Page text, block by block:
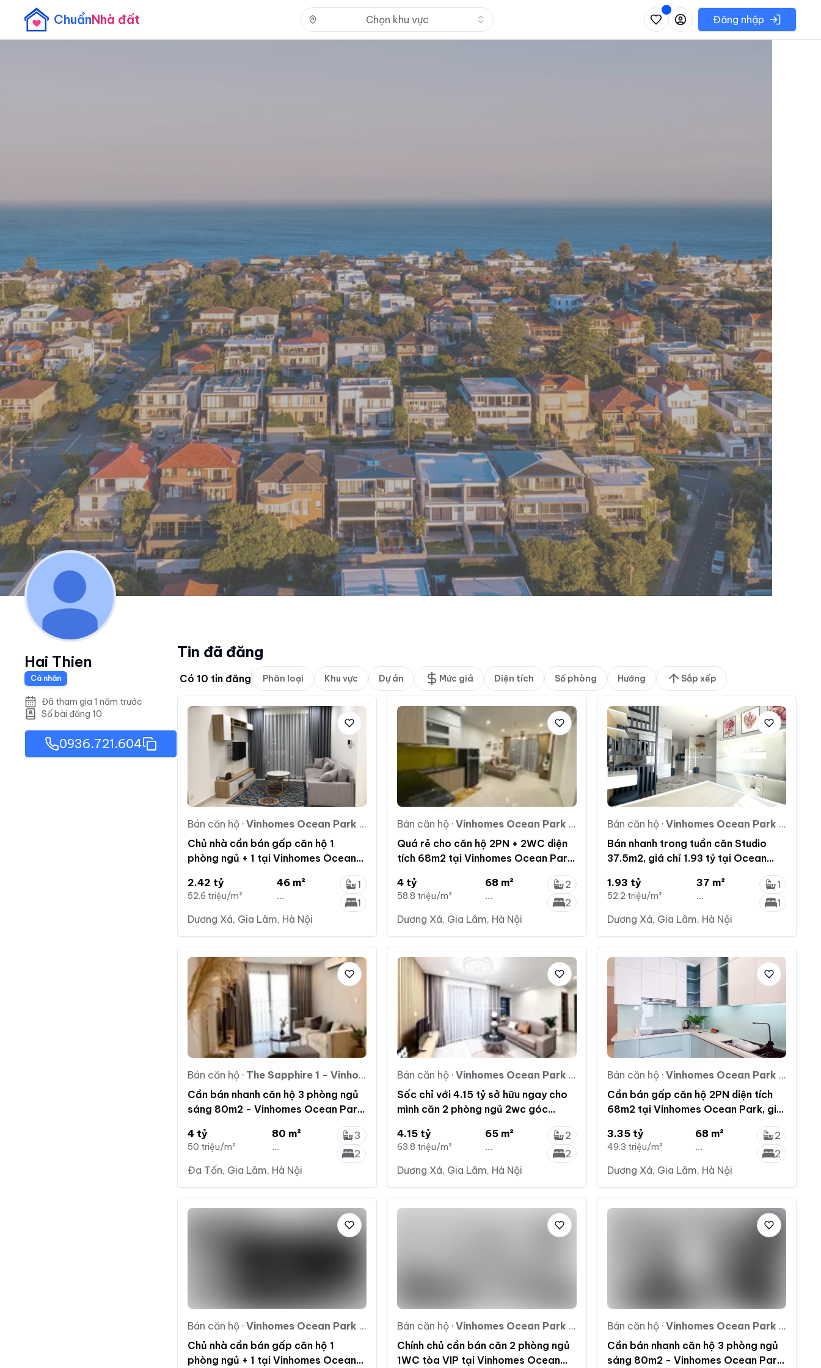
ChuẩnNhà đất Chọn khu vực Nhấn để mở danh sách các khu vực có thể chọnĐăng nhập
Hai Thien
Cá nhân
Đã tham gia 1 năm trước
Số bài đăng 10
0936.721.604
Tin đã đăng
Có 10 tin đăng Phân loại Khu vực Dự án Mức giá Diện tích Số phòng Hướng Sắp xếp
Bán căn hộ · Vinhomes Ocean Park Gia Lâm
Chủ nhà cần bán gấp căn hộ 1
phòng ngủ + 1 tại Vinhomes Ocean
Park giá 2.42 tỷ. LH: 0936 721 ***
2.42 tỷ
52.6 triệu/m²
46 m²
...
1
1
Dương Xá, Gia Lâm, Hà Nội
Bán căn hộ ·Vinhomes Ocean Park Gia Lâm
Quá rẻ cho căn hộ 2PN + 2WC diện
tích 68m2 tại Vinhomes Ocean Park,
4 tỷ
58.8 triệu/m²
68 m²
...
2
2
Dương Xá, Gia Lâm, Hà Nội
Bán căn hộ· Vinhomes Ocean Park Gia Lâm
Bán nhanh trong tuần căn Studio
37.5m2, giá chỉ 1.93 tỷ tại Ocean
1.93 tỷ
52.2 triệu/m²
37 m²
...
1
1
Dương Xá, Gia Lâm, Hà Nội
Bán căn hộ · The Sapphire 1 - Vinhomes Ocean Park - Vinhomes Ocean Park Gia Lâm
Cần bán nhanh căn hộ 3 phòng ngủ
sáng 80m2 - Vinhomes Ocean Park
4 tỷ
50 triệu/m²
80 m²
...
3
2
Đa Tốn, Gia Lâm, Hà Nội
Bán căn hộ ·Vinhomes Ocean Park Gia Lâm
Sốc chỉ với 4.15 tỷ sở hữu ngay cho
mình căn 2 phòng ngủ 2wc góc
4.15 tỷ
63.8 triệu/m²
65 m²
...
2
2
Dương Xá, Gia Lâm, Hà Nội
Bán căn hộ· Vinhomes Ocean Park Gia Lâm
Cần bán gấp căn hộ 2PN diện tích
68m2 tại Vinhomes Ocean Park, giá
3.35 tỷ
49.3 triệu/m²
68 m²
...
2
2
Dương Xá, Gia Lâm, Hà Nội
Bán căn hộ · Vinhomes Ocean Park Gia Lâm
Chủ nhà cần bán gấp căn hộ 1
phòng ngủ + 1 tại Vinhomes Ocean
Bán căn hộ ·Vinhomes Ocean Park Gia Lâm
Chính chủ cần bán căn 2 phòng ngủ
1WC tòa VIP tại Vinhomes Ocean
Bán căn hộ· Vinhomes Ocean Park Gia Lâm
Cần bán nhanh căn hộ 3 phòng ngủ
sáng 80m2 - Vinhomes Ocean Park,